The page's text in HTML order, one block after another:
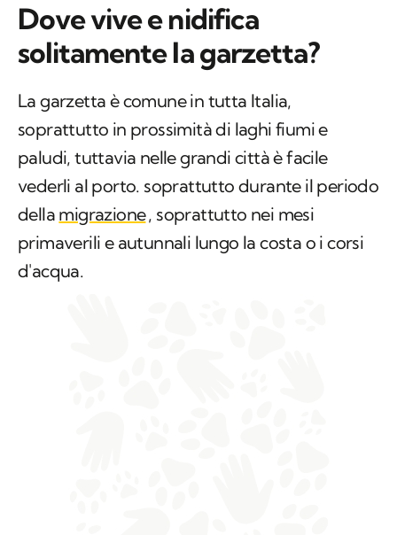
Dove vive e nidifica
solitamente la garzetta?
La garzetta è comune in tutta Italia,
soprattutto in prossimità di laghi fiumi e
paludi, tuttavia nelle grandi città è facile
vederli al porto. soprattutto durante il periodo
della migrazione, soprattutto nei mesi
primaverili e autunnali lungo la costa o i corsi
d'acqua.